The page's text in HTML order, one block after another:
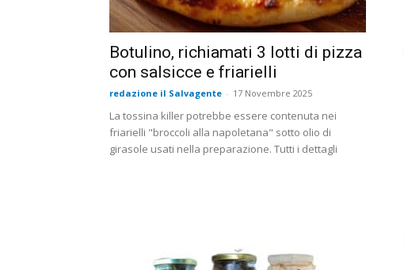
Botulino, richiamati 3 lotti di pizza
con salsicce e friarielli
redazione il Salvagente - 17 Novembre 2025
La tossina killer potrebbe essere contenuta nei
friarielli "broccoli alla napoletana" sotto olio di
girasole usati nella preparazione. Tutti i dettagli